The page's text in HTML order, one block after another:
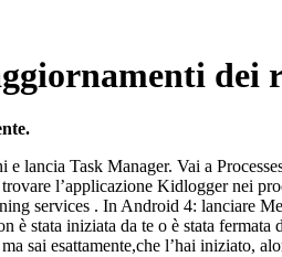
dei
lancia Task Manager. Vai a
l’applicazione Kidlogger nei
services . In Android 4: lanciare
è stata iniziata da te o è stata fermata
sai esattamente,che l’hai iniziato,